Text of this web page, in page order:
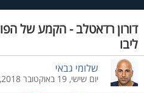
דורון רדאטלב - הקמע של
ליבו
שלומי גבאי
יום שישי, 19 באוקטובר 2018, 13:12